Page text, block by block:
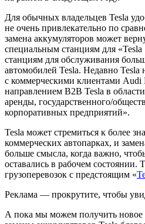
Для обычных владельцев Tesla
не очень привлекательно по
замена аккумуляторов может
специальным станциям для
станциям для обслуживания
автомобилей Tesla. Недавно Tesla
с коммерческими клиентами Audi
направлением B2B Tesla в
аренды, государственного/
корпоративных предприятий».
Tesla может стремиться к более
коммерческих автопарках, и
больше смысла, когда важно,
оставались в рабочем состоянии.
грузоперевозок с предстоящим «
Реклама — прокрутите, чтобы
А пока мы можем получить новое